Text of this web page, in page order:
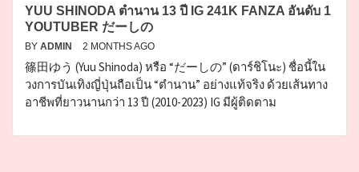
YUU SHINODA ตำนาน 13 ปี IG 241K FANZA อันดับ 1
YOUTUBER だーしの
BY ADMIN 2 MONTHS AGO
篠田ゆう (Yuu Shinoda) หรือ “だーしの” (ดาร์ชิโนะ) ชื่อนี้ใน
วงการบันเทิงญี่ปุ่นถือเป็น “ตำนาน” อย่างแท้จริง ด้วยเส้นทาง
อาชีพที่ยาวนานกว่า 13 ปี (2010-2023) IG มีผู้ติดตาม